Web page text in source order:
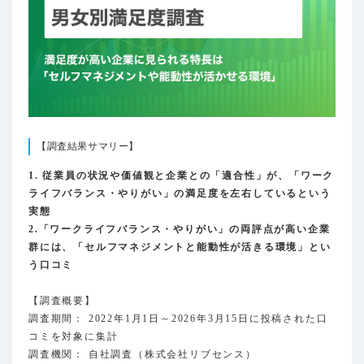
【調査結果サマリー】
1. 従業員の状況や価値観と企業との「適合性」が、「ワーク
ライフバランス・やりがい」の満足度を左右しているという
実態
2.「ワークライフバランス・やりがい」の両評点が高い企業
群には、「セルフマネジメントと能動性が活きる環境」とい
う口コミ
【調査概要】
調査期間： 2022年1月1日～2026年3月15日に投稿された口
コミを対象に集計
調査機関： 自社調査（株式会社リブセンス）